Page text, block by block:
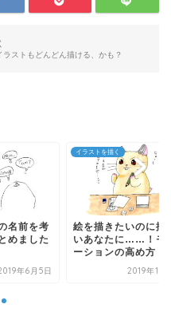
ストもどんどん描ける、かも？
名前を考
めました
年6月5日
イラストを描く
絵を描きたいのに描
いあなたに……！モ
ーションの高め方！
2019年10